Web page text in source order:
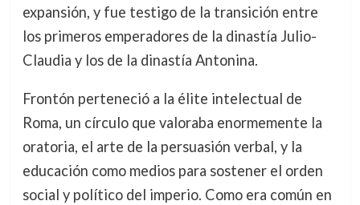
expansión, y fue testigo de la transición entre
los primeros emperadores de la dinastía Julio-
Claudia y los de la dinastía Antonina.
Frontón perteneció a la élite intelectual de
Roma, un círculo que valoraba enormemente la
oratoria, el arte de la persuasión verbal, y la
educación como medios para sostener el orden
social y político del imperio. Como era común en